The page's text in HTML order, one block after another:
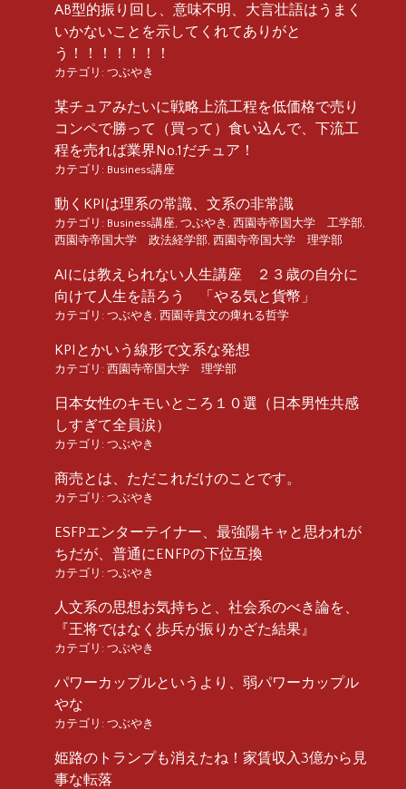
AB型的振り回し、意味不明、大言壮語はうまく
いかないことを示してくれてありがと
う！！！！！！！
カテゴリ: つぶやき
某チュアみたいに戦略上流工程を低価格で売り
コンペで勝って（買って）食い込んで、下流工
程を売れば業界No.1だチュア！
カテゴリ: Business講座
動くKPIは理系の常識、文系の非常識
カテゴリ: Business講座, つぶやき , 西園寺帝国大学 工学部,
西園寺帝国大学 政法経学部, 西園寺帝国大学 理学部
AIには教えられない人生講座 ２３歳の自分に
向けて人生を語ろう 「やる気と貨幣」
カテゴリ: つぶやき , 西園寺貴文の痺れる哲学
KPIとかいう線形で文系な発想
カテゴリ: 西園寺帝国大学 理学部
日本女性のキモいところ１０選（日本男性共感
しすぎて全員涙）
カテゴリ: つぶやき
商売とは、ただこれだけのことです。
カテゴリ: つぶやき
ESFPエンターテイナー、最強陽キャと思われが
ちだが、普通にENFPの下位互換
カテゴリ: つぶやき
人文系の思想お気持ちと、社会系のべき論を、
『王将ではなく歩兵が振りかざた結果』
カテゴリ: つぶやき
パワーカップルというより、弱パワーカップル
やな
カテゴリ: つぶやき
姫路のトランプも消えたね！家賃収入3億から見
事な転落